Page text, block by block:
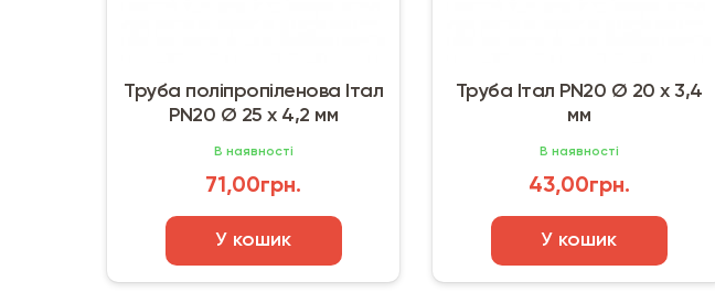
Труба поліпропіленова Італ
PN20 Ø 25 х 4,2 мм
В наявності
71,00грн.
У кошик
Труба Італ PN20 Ø 20 х 3,4
мм
В наявності
43,00грн.
У кошик